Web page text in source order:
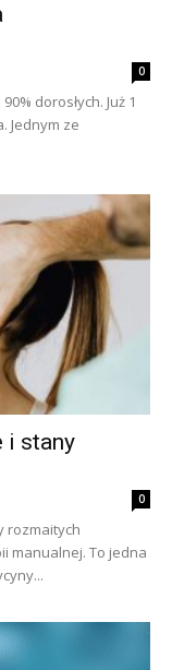
0
dorosłych. Już 1
Jednym ze
i stany
0
rozmaitych
manualnej. To jedna